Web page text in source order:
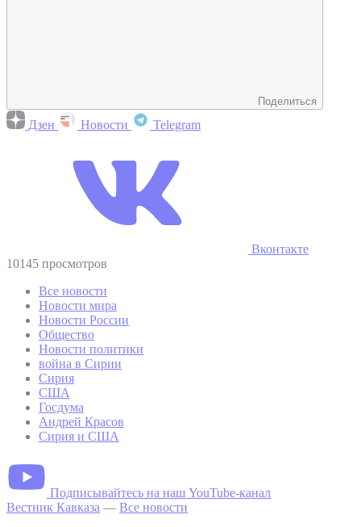
Поделиться
Дзен Новости Telegram
Вконтакте
10145 просмотров
Все новости
Новости мира
Новости России
Общество
Новости политики
война в Сирии
Сирия
США
Госдума
Андрей Красов
Сирия и США
Подписывайтесь на наш YouTube-канал
Вестник Кавказа — Все новости